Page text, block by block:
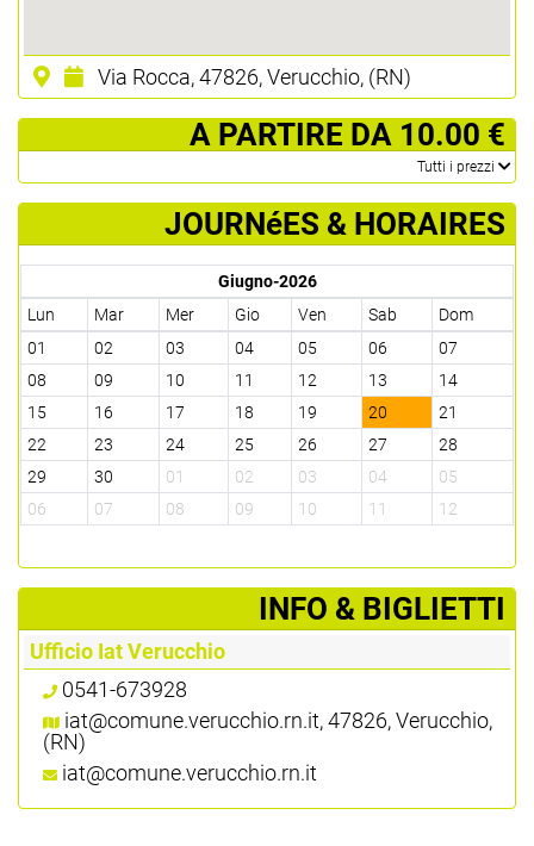
Via Rocca, 47826, Verucchio, (RN)
­ A PARTIRE DA 10.00 €
­Tutti i prezzi
JOURNéES & HORAIRES
Giugno-2026
Lun
Mar Mer Gio Ven Sab
Dom
01
02 03 04 05 06
07
08
09 10 11 12 13
14
15
16 17 18 19 20
21
22
23 24 25 26 27
28
29
30 01 02 03 04
05
06
07 08 09 10 11 12
­INFO & BIGLIETTI
Ufficio Iat Verucchio
0541-673928
iat@comune.verucchio.rn.it, 47826, Verucchio,
(RN)
iat@comune.verucchio.rn.it